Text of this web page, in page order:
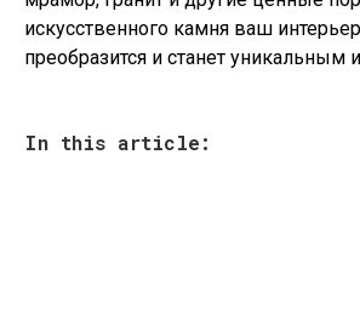
искусственного камня ваш
преобразится и станет уникальным
In this article: